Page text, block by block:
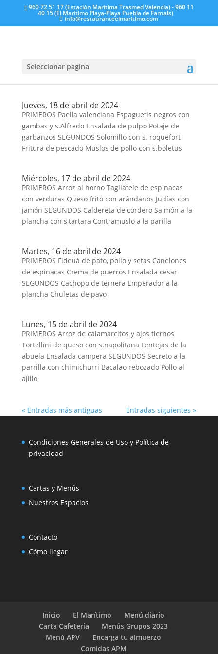
960 72 51 17 (Estación Marítima Trasmed Valencia) - 960 11
40 15 (El Marítimo Playa-Playa Puebla de Farnals)
info@restauranteelmaritimo.com
Seleccionar página
pavo SEGUNDOS Arroz de bogavante Oso-buco de
Jueves, 18 de abril de 2024
PRIMEROS Paella valenciana Espaguetis negros con
gambas y s.Alfredo Ensalada de pulpo Potaje de
garbanzos SEGUNDOS Solomillo con s. roquefort
Fritura de pescado Muslos de pollo con s.boletus
Miércoles, 17 de abril de 2024
PRIMEROS Arroz al horno Tagliatele de espinacas
con verduras Queso frito con arándanos Judías con
jamón SEGUNDOS Caldereta de cordero Salmón a la
plancha con s,tartara Contramuslo a la parilla
Martes, 16 de abril de 2024
PRIMEROS Fideuá de pato, pollo y setas Canelones
de espinacas Crema de puerros Ensalada cesar
SEGUNDOS Cachopo de ternera Emperador a la
plancha Chuletas de pavo
Lunes, 15 de abril de 2024
PRIMEROS Arroz de calamarcitos y ajos tiernos
Tortellini de queso con s.napolitana Lentejas de la
abuela Ensalada campera SEGUNDOS Secreto a la
parrilla con chimichurri Bacalao rebozado Pollo al
ajillo
« Entradas más antiguas Entradas siguientes »
Condiciones Generales de Uso y Política de
privacidad
Cartas y Menús
Nuestros Espacios
Contacto
Cómo llegar
Inicio El Marítimo
Menú diario
Carta Cafetería
Menús Grupos 2023
Menú APV
Encarga tu almuerzo
Comidas APM